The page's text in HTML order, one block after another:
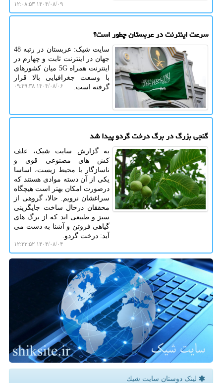
۱۴۰۴/۰۸/۰۹ ۱۲:۰۸:۵۳
سرعت اینترنت در عربستان چطور است؟
سایت شیک: عربستان در رتبه 48
جهان در اینترنت ثابت و چهارم در
اینترنت همراه 5G میان کشورهای
با وسعت جغرافیایی بالا قرار
گرفته است.
۱۴۰۴/۰۸/۰۶ ۰۹:۴۹:۳۸
گنجی بزرگ در برگ درخت گردو پیدا شد
به گزارش سایت شیک، علف
کش های مصنوعی قوی و
ناسازگار با محیط زیست، اساسا
یکی از آن دسته موادی هستند که
درصورت امکان بهتر است هیچگاه
سراغشان نرویم. حالا، گروهی از
محققان درحال ساخت جایگزینی
سبز و طبیعی اند که از برگ های
گیاهی فروتن و آشنا به دست می
آید: درخت گردو.
۱۴۰۴/۰۸/۰۴ ۱۲:۲۳:۵۲
لینک دوستان سایت شیك